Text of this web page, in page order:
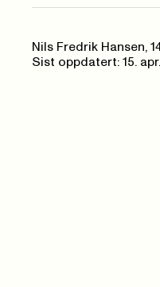
Nils Fredrik Hansen,
Sist oppdatert: 15. apr.